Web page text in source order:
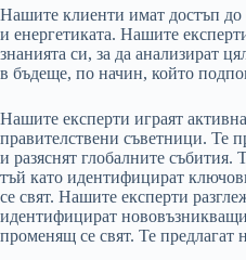
Нашите клиенти имат достъп до
и енергетиката. Нашите
знанията си, за да анализират
в бъдеще, по начин, който
Нашите експерти играят
правителствени съветници. Те
и разяснят глобалните
тъй като идентифицират
се свят. Нашите експерти
идентифицират
променящ се свят. Те